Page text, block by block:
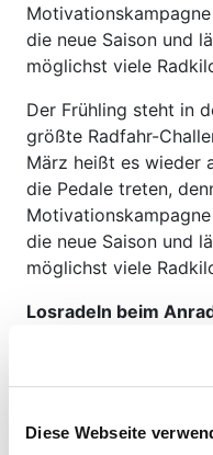
Diese Webseite
die neue Saison und
möglichst viele
Der Frühling steht in
größte Radfahr-
März heißt es wieder
die Pedale treten,
die neue Saison und
möglichst viele
Losradeln beim
Vom 20. März bis
„anradeln“! Wer in
App oder auf der